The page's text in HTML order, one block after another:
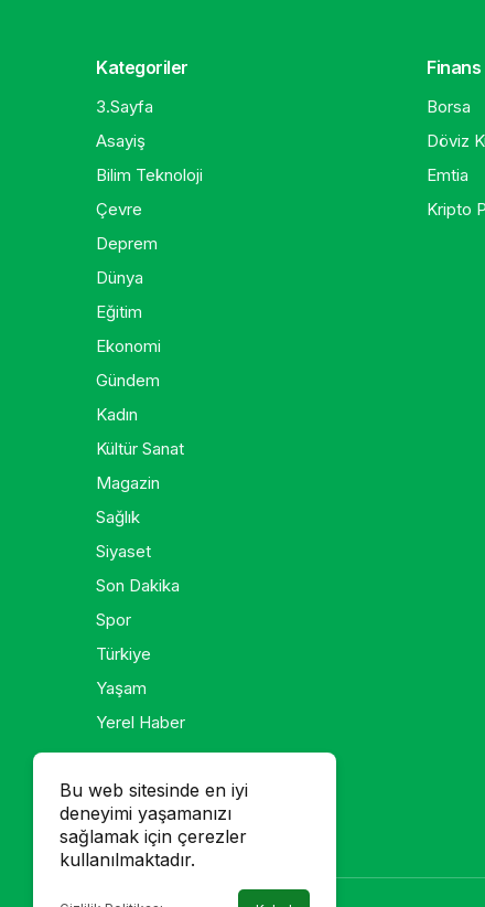
Bu web sitesinde en iyi
deneyimi yaşamanızı
sağlamak için çerezler
kullanılmaktadır.
Kategoriler
3.Sayfa
Asayiş
Bilim Teknoloji
Çevre
Deprem
Dünya
Eğitim
Ekonomi
Gündem
Kadın
Kültür Sanat
Magazin
Sağlık
Siyaset
Son Dakika
Spor
Türkiye
Yaşam
Yerel Haber
Finans
Borsa
Döviz
Emtia
Kripto
Foto Galeri
Video Galeri